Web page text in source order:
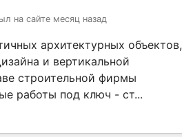
на сайте месяц назад
архитектурных объектов,
и вертикальной
строительной фирмы
работы под ключ - ст...